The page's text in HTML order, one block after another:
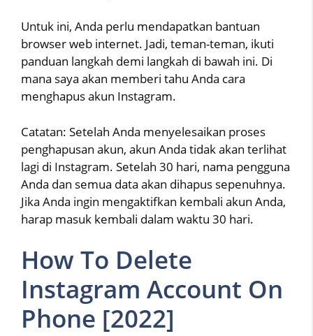
Untuk ini, Anda perlu mendapatkan bantuan
browser web internet. Jadi, teman-teman, ikuti
panduan langkah demi langkah di bawah ini. Di
mana saya akan memberi tahu Anda cara
menghapus akun Instagram.
Catatan: Setelah Anda menyelesaikan proses
penghapusan akun, akun Anda tidak akan terlihat
lagi di Instagram. Setelah 30 hari, nama pengguna
Anda dan semua data akan dihapus sepenuhnya.
Jika Anda ingin mengaktifkan kembali akun Anda,
harap masuk kembali dalam waktu 30 hari.
How To Delete
Instagram Account On
Phone [2022]